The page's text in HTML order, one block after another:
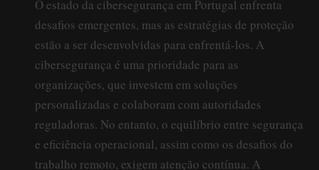
O estado da cibersegurança em Portugal enfrenta
desafios emergentes, mas as estratégias de proteção
estão a ser desenvolvidas para enfrentá-los. A
cibersegurança é uma prioridade para as
organizações, que investem em soluções
personalizadas e colaboram com autoridades
reguladoras. No entanto, o equilíbrio entre segurança
e eficiência operacional, assim como os desafios do
trabalho remoto, exigem atenção contínua. A